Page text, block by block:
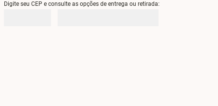
Digite seu CEP e consulte as opções de entrega ou retirada: